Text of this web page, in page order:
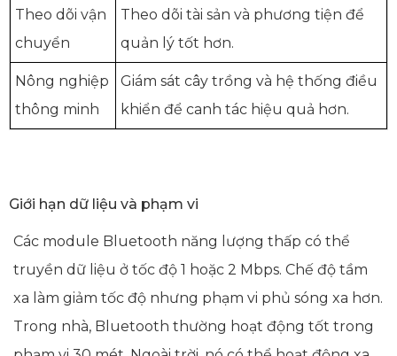
Theo dõi vận
chuyển
Theo dõi tài sản và phương tiện để
quản lý tốt hơn.
Nông nghiệp
thông minh
Giám sát cây trồng và hệ thống điều
khiển để canh tác hiệu quả hơn.
Giới hạn dữ liệu và phạm vi
Các module Bluetooth năng lượng thấp có thể
truyền dữ liệu ở tốc độ 1 hoặc 2 Mbps. Chế độ tầm
xa làm giảm tốc độ nhưng phạm vi phủ sóng xa hơn.
Trong nhà, Bluetooth thường hoạt động tốt trong